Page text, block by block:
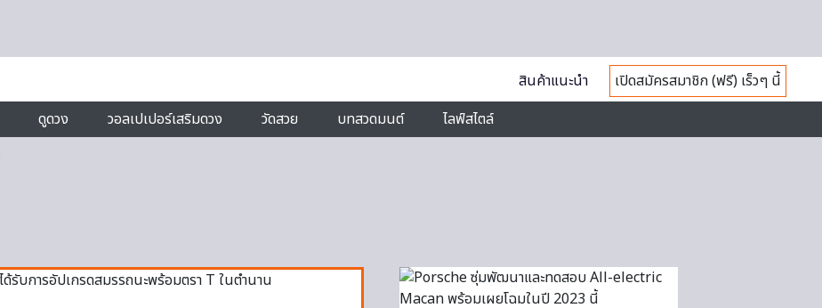
สินค้าแนะนำ
เปิดสมัครสมาชิก (ฟรี) เร็วๆ นี้
ดูดวง วอลเปเปอร์เสริมดวง วัดสวย บทสวดมนต์ ไลฟ์สไตล์